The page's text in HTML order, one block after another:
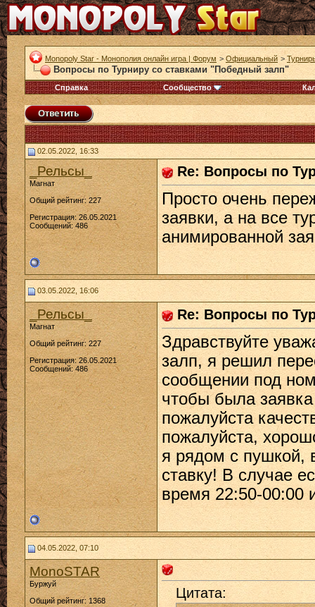
Monopoly Star - Монополия онлайн игра | Форум > Официальный >
Вопросы по Турниру со ставками "Победный залп"
Справка Сообщество
02.05.2022, 16:33
_Рельсы_
Магнат
Общий рейтинг: 227
Регистрация: 26.05.2021
Сообщений: 486
Re: Вопросы по
Просто очень
заявки, а на все
анимированной
03.05.2022, 16:06
_Рельсы_
Магнат
Общий рейтинг: 227
Регистрация: 26.05.2021
Сообщений: 486
Re: Вопросы по
Здравствуйте
залп, я решил
сообщении под
чтобы была
пожалуйста
пожалуйста,
я рядом с пушкой,
ставку! В случае
время 22:50-00:00
04.05.2022, 07:10
MonoSTAR
Буржуй
Общий рейтинг: 1368
Цитата: